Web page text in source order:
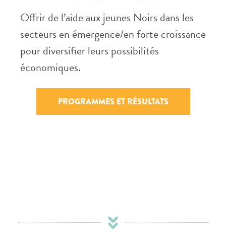
Offrir de l’aide aux jeunes Noirs dans les
secteurs en émergence/en forte croissance
pour diversifier leurs possibilités
économiques.
PROGRAMMES ET RÉSULTATS